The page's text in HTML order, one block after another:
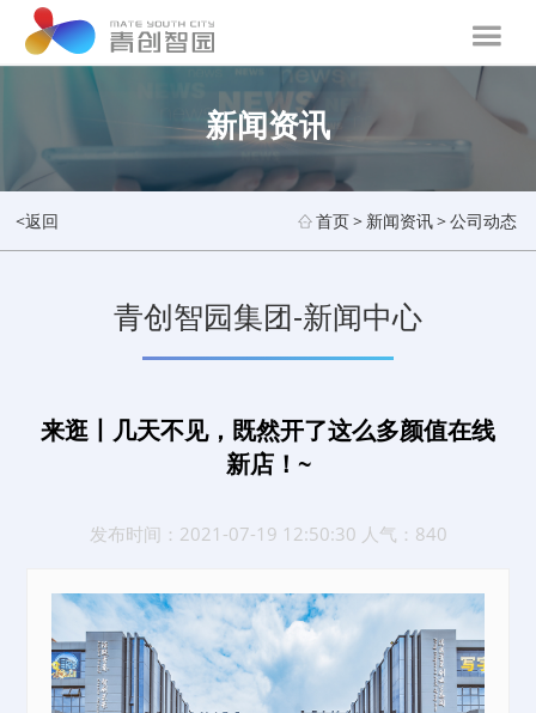
新闻资讯
<返回 首页> 新闻资讯>公司动态
青创智园集团-新闻中心
来逛丨几天不见，既然开了这么多颜值在线
新店！~
发布时间：2021-07-19 12:50:30 人气：840